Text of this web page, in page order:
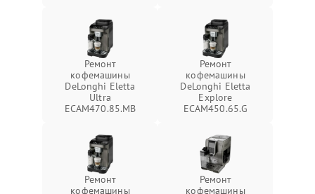
Ремонт
кофемашины
DeLonghi Eletta
Ultra
ECAM470.85.MB
Ремонт
кофемашины
DeLonghi Eletta
Explore
ECAM450.65.G
Ремонт
кофемашины
Ремонт
кофемашины